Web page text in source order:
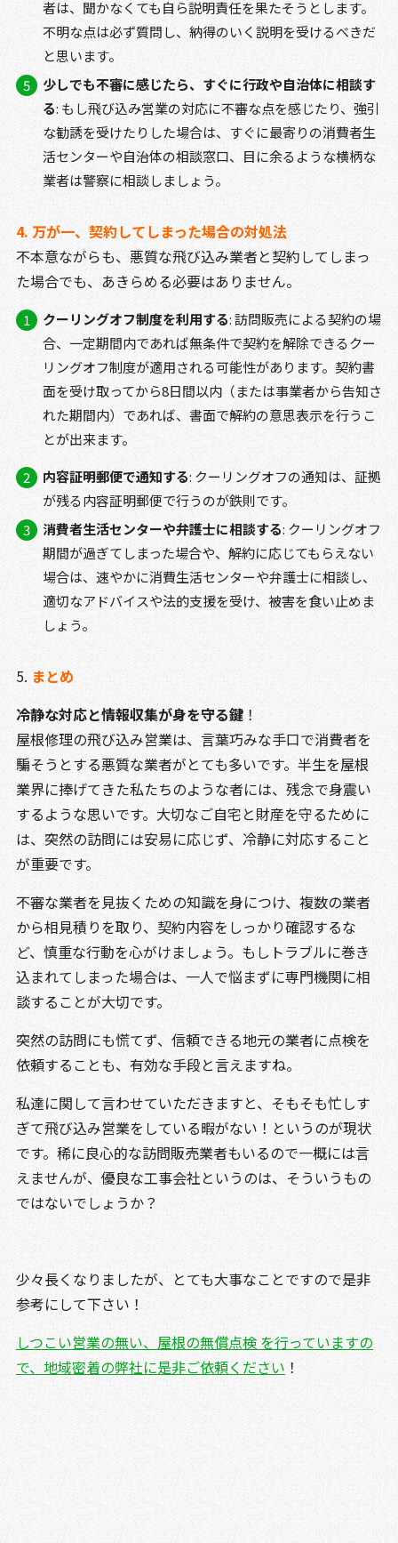
者は、聞かなくても自ら説明責任を果たそうとします。
不明な点は必ず質問し、納得のいく説明を受けるべきだ
と思います。
少しでも不審に感じたら、すぐに行政や自治体に相談す
る: もし飛び込み営業の対応に不審な点を感じたり、強引
な勧誘を受けたりした場合は、すぐに最寄りの消費者生
活センターや自治体の相談窓口、目に余るような横柄な
業者は警察に相談しましょう。
4. 万が一、契約してしまった場合の対処法
不本意ながらも、悪質な飛び込み業者と契約してしまっ
た場合でも、あきらめる必要はありません。
クーリングオフ制度を利用する: 訪問販売による契約の場
合、一定期間内であれば無条件で契約を解除できるクー
リングオフ制度が適用される可能性があります。契約書
面を受け取ってから8日間以内（または事業者から告知さ
れた期間内）であれば、書面で解約の意思表示を行うこ
とが出来ます。
内容証明郵便で通知する: クーリングオフの通知は、証拠
が残る内容証明郵便で行うのが鉄則です。
消費者生活センターや弁護士に相談する: クーリングオフ
期間が過ぎてしまった場合や、解約に応じてもらえない
場合は、速やかに消費生活センターや弁護士に相談し、
適切なアドバイスや法的支援を受け、被害を食い止めま
しょう。
5. まとめ
冷静な対応と情報収集が身を守る鍵！
屋根修理の飛び込み営業は、言葉巧みな手口で消費者を
騙そうとする悪質な業者がとても多いです。半生を屋根
業界に捧げてきた私たちのような者には、残念で身震い
するような思いです。大切なご自宅と財産を守るために
は、突然の訪問には安易に応じず、冷静に対応すること
が重要です。
不審な業者を見抜くための知識を身につけ、複数の業者
から相見積りを取り、契約内容をしっかり確認するな
ど、慎重な行動を心がけましょう。もしトラブルに巻き
込まれてしまった場合は、一人で悩まずに専門機関に相
談することが大切です。
突然の訪問にも慌てず、信頼できる地元の業者に点検を
依頼することも、有効な手段と言えますね。
私達に関して言わせていただきますと、そもそも忙しす
ぎて飛び込み営業をしている暇がない！というのが現状
です。稀に良心的な訪問販売業者もいるので一概には言
えませんが、優良な工事会社というのは、そういうもの
ではないでしょうか？
少々長くなりましたが、とても大事なことですので是非
参考にして下さい！
しつこい営業の無い、屋根の無償点検 を行っていますの
で、地域密着の弊社に是非ご依頼ください ！